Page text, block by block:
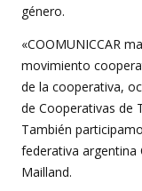
género.
«COOMUNICCAR
movimiento
de la cooperativa,
de Cooperativas de
También
federativa argentina
Mailland.